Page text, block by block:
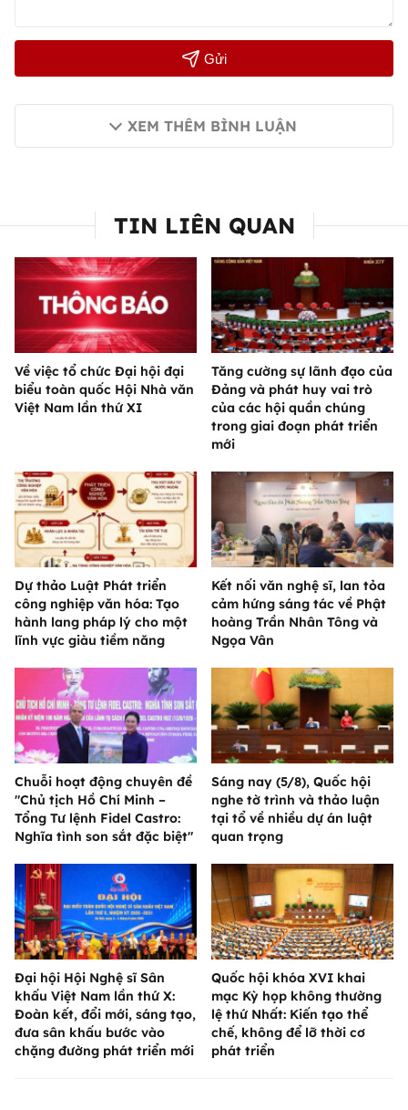
Gửi
XEM THÊM BÌNH LUẬN
TIN LIÊN QUAN
Về việc tổ chức Đại hội đại
biểu toàn quốc Hội Nhà văn
Việt Nam lần thứ XI
Tăng cường sự lãnh đạo của
Đảng và phát huy vai trò
của các hội quần chúng
trong giai đoạn phát triển
mới
Dự thảo Luật Phát triển
công nghiệp văn hóa: Tạo
hành lang pháp lý cho một
lĩnh vực giàu tiềm năng
Kết nối văn nghệ sĩ, lan tỏa
cảm hứng sáng tác về Phật
hoàng Trần Nhân Tông và
Ngọa Vân
Chuỗi hoạt động chuyên đề
"Chủ tịch Hồ Chí Minh –
Tổng Tư lệnh Fidel Castro:
Nghĩa tình son sắt đặc biệt"
Sáng nay (5/8), Quốc hội
nghe tờ trình và thảo luận
tại tổ về nhiều dự án luật
quan trọng
Đại hội Hội Nghệ sĩ Sân
khấu Việt Nam lần thứ X:
Đoàn kết, đổi mới, sáng tạo,
đưa sân khấu bước vào
chặng đường phát triển mới
Quốc hội khóa XVI khai
mạc Kỳ họp không thường
lệ thứ Nhất: Kiến tạo thể
chế, không để lỡ thời cơ
phát triển